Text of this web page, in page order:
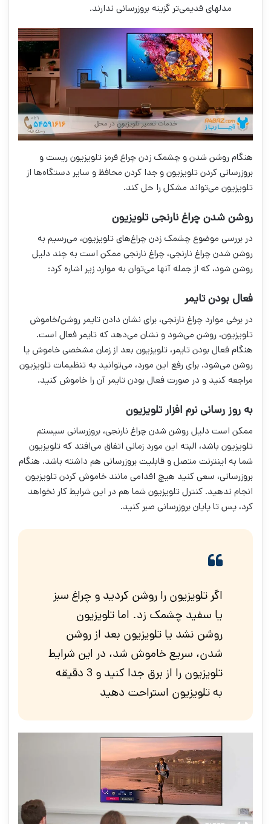
مدل‎های قدیمی‌تر گزینه بروزرسانی ندارند.
هنگام روشن شدن و چشمک زدن چراغ قرمز تلویزیون ریست و
بروزرسانی کردن تلویزیون و جدا کردن محافظ و سایر دستگاه‌ها از
تلویزیون می‌تواند مشکل را حل کند.
روشن شدن چراغ نارنجی تلویزیون
در بررسی موضوع چشمک زدن چراغ‌های تلویزیون، می‌رسیم به
روشن شدن چراغ نارنجی، چراغ نارنجی ممکن است به چند دلیل
روشن شود، که از جمله آنها می‌توان به موارد زیر اشاره کرد:
فعال بودن تایمر
در برخی موارد چراغ نارنجی، برای نشان دادن تایمر روشن/خاموش
تلویزیون، روشن می‌شود و نشان می‌دهد که تایمر فعال است.
هنگام فعال بودن تایمر، تلویزیون بعد از زمان مشخصی خاموش یا
روشن می‌شود. برای رفع این مورد، می‌توانید به تنظیمات تلویزیون
مراجعه کنید و در صورت فعال بودن تایمر آن را خاموش کنید.
به روز رسانی نرم افزار تلویزیون
ممکن است دلیل روشن شدن چراغ نارنجی، بروزرسانی سیستم
تلویزیون باشد، البته این مورد زمانی اتفاق می‌افتد که تلویزیون
شما به اینترنت متصل و قابلیت بروزرسانی هم داشته باشد. هنگام
بروزرسانی، سعی کنید هیچ اقدامی مانند خاموش کردن تلویزیون
انجام ندهید. کنترل تلویزیون شما هم در این شرایط کار نخواهد
کرد، پس تا پایان بروزرسانی صبر کنید.
اگر تلویزیون را روشن کردید و چراغ سبز
یا سفید چشمک زد. اما تلویزیون
روشن نشد یا تلویزیون بعد از روشن
شدن، سریع خاموش شد، در این شرایط
تلویزیون را از برق جدا کنید و 3 دقیقه
به تلویزیون استراحت دهید